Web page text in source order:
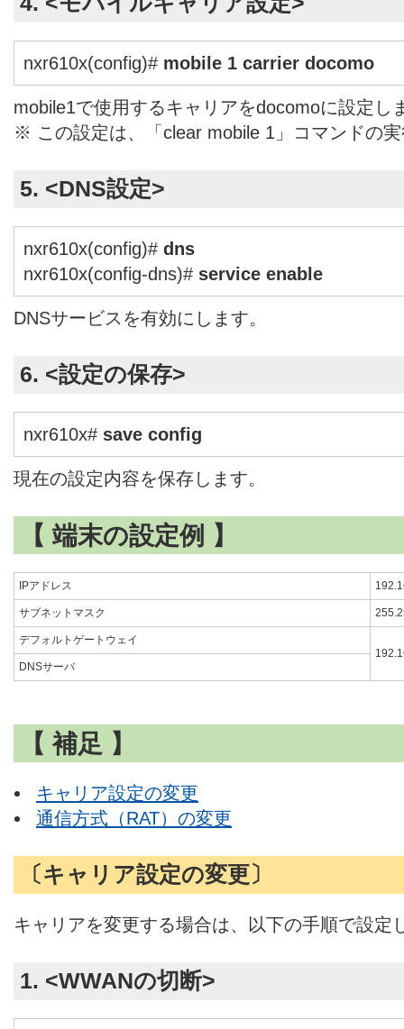
nxr610x(config)# mobile 1 carrier docomo
mobile1で使用するキャリアをdocomoに設定し
※ この設定は、「clear mobile 1」コマンドの
5. <DNS設定>
nxr610x(config)# dns
nxr610x(config-dns)# service enable
DNSサービスを有効にします。
6. <設定の保存>
nxr610x# save config
現在の設定内容を保存します。
【 端末の設定例 】
IPアドレス
サブネットマスク
デフォルトゲートウェイ
DNSサーバ
【 補足 】
キャリア設定の変更
通信方式（RAT）の変更
〔キャリア設定の変更〕
キャリアを変更する場合は、以下の手順で設定
1. <WWANの切断>